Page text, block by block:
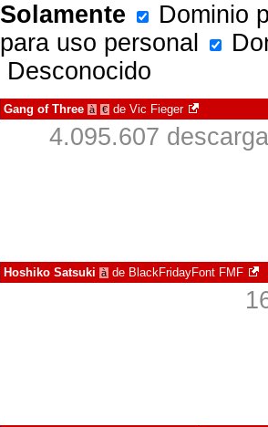
Solamente
Dominio
para uso personal
Desconocido
Gang of Three à € de Vic Fieger
4.095.607
Hoshiko Satsuki à de BlackFridayFont FMF